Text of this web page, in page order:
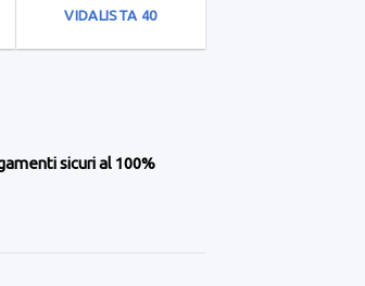
VIDALISTA 40
sicuri al 100%